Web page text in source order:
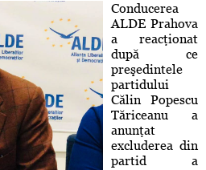
Conducerea
ALDE Prahova
a reacţionat
după ce
preşedintele
partidului
Călin Popescu
Tăriceanu a
anunţat
excluderea din
partid a